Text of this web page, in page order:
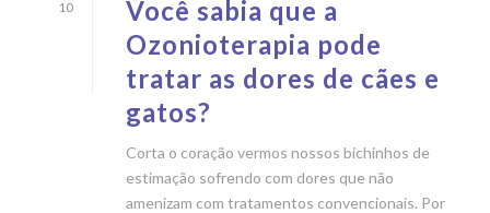
10
Você sabia que a
Ozonioterapia pode
tratar as dores de cães e
gatos?
Corta o coração vermos nossos bichinhos de
estimação sofrendo com dores que não
amenizam com tratamentos convencionais. Por